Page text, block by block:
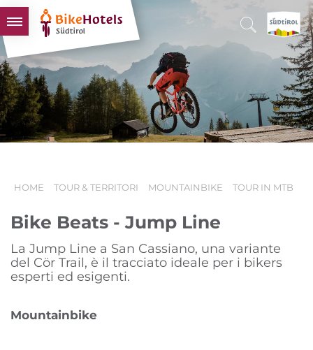
BIKEHOTELS
HOTELS & PACCHETTI
TOUR & TERRITORI
L'ALTO ADIGE & NOI
HOME TOUR & TERRITORI MOUNTAINBIKE TOUR IN MTB
Bike Beats - Jump Line
La Jump Line a San Cassiano, una variante
del Cör Trail, è il tracciato ideale per i bikers
esperti ed esigenti.
Mountainbike